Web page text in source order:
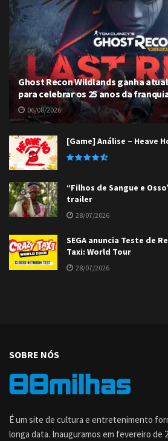
Ghost Recon Wildlands ganha
para celebrar os 25 anos da
06/08/2026
[Game] Análise – Heave
“Filhos de Sangue e
trailer
28/07/2026
SEGA anuncia Teste de
Taxi: World Tour
28/07/2026
SOBRE NÓS
É um site de cultura e entretenimento
longa data. Inauguramos em fevereiro de